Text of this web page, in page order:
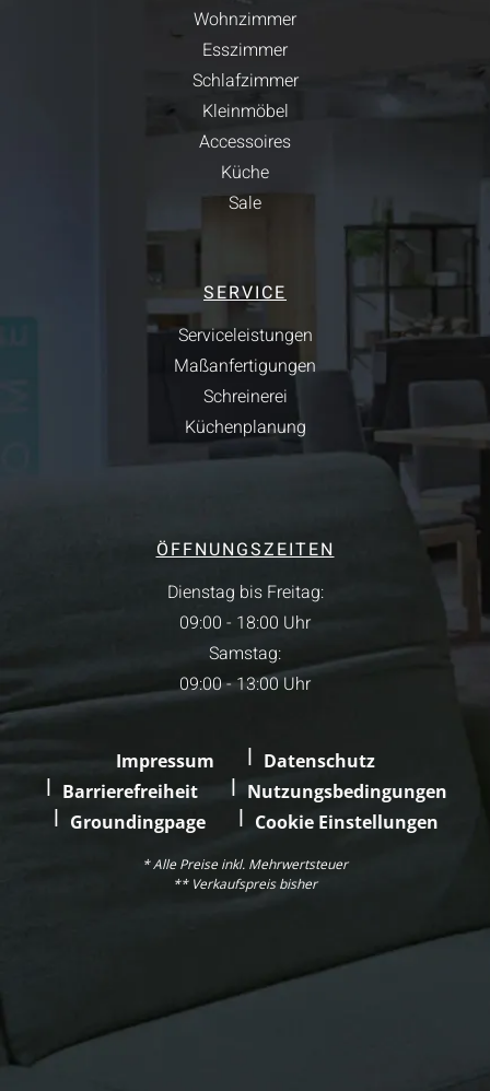
Wohnzimmer
Esszimmer
Schlafzimmer
Kleinmöbel
Accessoires
Küche
Sale
SERVICE
Serviceleistungen
Maßanfertigungen
Schreinerei
Küchenplanung
ÖFFNUNGSZEITEN
Dienstag bis Freitag:
09:00 - 18:00 Uhr
Samstag:
09:00 - 13:00 Uhr
Impressum
Datenschutz
Barrierefreiheit
Nutzungsbedingungen
Groundingpage
Cookie Einstellungen
* Alle Preise inkl. Mehrwertsteuer
** Verkaufspreis bisher